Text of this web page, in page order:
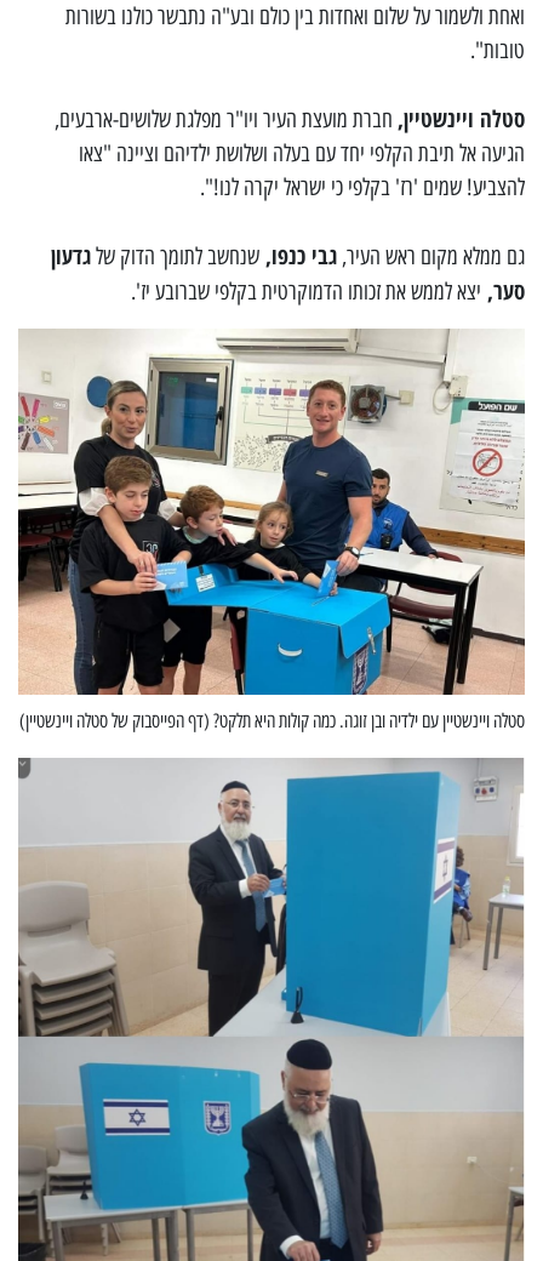
ואחת ולשמור על שלום ואחדות בין כולם ובע"ה נתבשר כולנו בשורות
טובות".
סטלה ויינשטיין, חברת מועצת העיר ויו"ר מפלגת שלושים-ארבעים,
הגיעה אל תיבת הקלפי יחד עם בעלה ושלושת ילדיהם וציינה "צאו
להצביע! שמים 'רז' בקלפי כי ישראל יקרה לנו!".
גם ממלא מקום ראש העיר, גבי כנפו, שנחשב לתומך הדוק שלגדעון
סער, יצא לממש את זכותו הדמוקרטית בקלפי שברובע יז'.
סטלה ויינשטיין עם ילדיה ובן זוגה. כמה קולות היא תלקט? (דף הפייסבוק של סטלה ויינשטיין)